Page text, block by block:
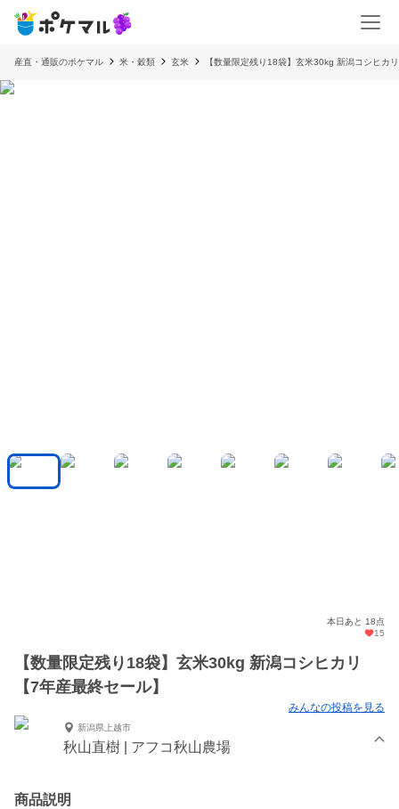
産直・通販のポケマル 米・穀類 玄米 【数量限定残り18袋】玄米30kg 新潟コシヒカ
本日あと 18点
15
【数量限定残り18袋】玄米30kg 新潟コシヒカリ
【7年産最終セール】
みんなの投稿を見る
新潟県上越市
秋山直樹 | アフコ秋山農場
商品説明